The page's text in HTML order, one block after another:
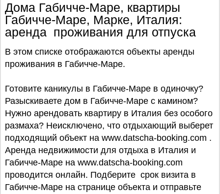
Дома Габичче-Маре, квартиры
Габичче-Маре, Марке, Италия:
аренда проживания для отпуска
В этом списке отображаются объекты аренды
проживания в Габичче-Маре.
Готовите каникулы в Габичче-Маре в одиночку?
Разыскиваете дом в Габичче-Маре с камином?
Нужно арендовать квартиру в Италия без особого
размаха? Неисключено, что отдыхающий выберет
подходящий объект на www.datscha-booking.com .
Аренда недвижимости для отдыха в Италия и
Габичче-Маре на www.datscha-booking.com
проводится онлайн. Подберите срок визита в
Габичче-Маре на странице объекта и отправьте